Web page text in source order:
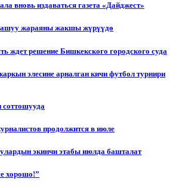
вновь издаваться газета «Дайджест»
жараяны жакшы жүрүүдө
ждет решение Бишкекского городского суда
элесине арналган кичи футбол турнири
соттошууда
продолжится в июле
экинчи этабы июлда башталат
хорошо!”